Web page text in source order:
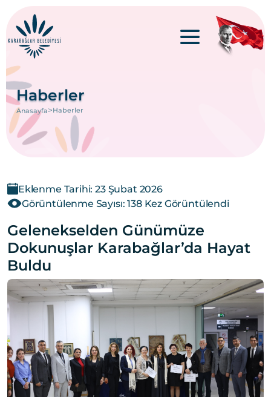
Haberler
Anasayfa>Haberler
Eklenme Tarihi: 23 Şubat 2026
Görüntülenme Sayısı: 138 Kez Görüntülendi
Gelenekselden Günümüze
Dokunuşlar Karabağlar’da Hayat
Buldu